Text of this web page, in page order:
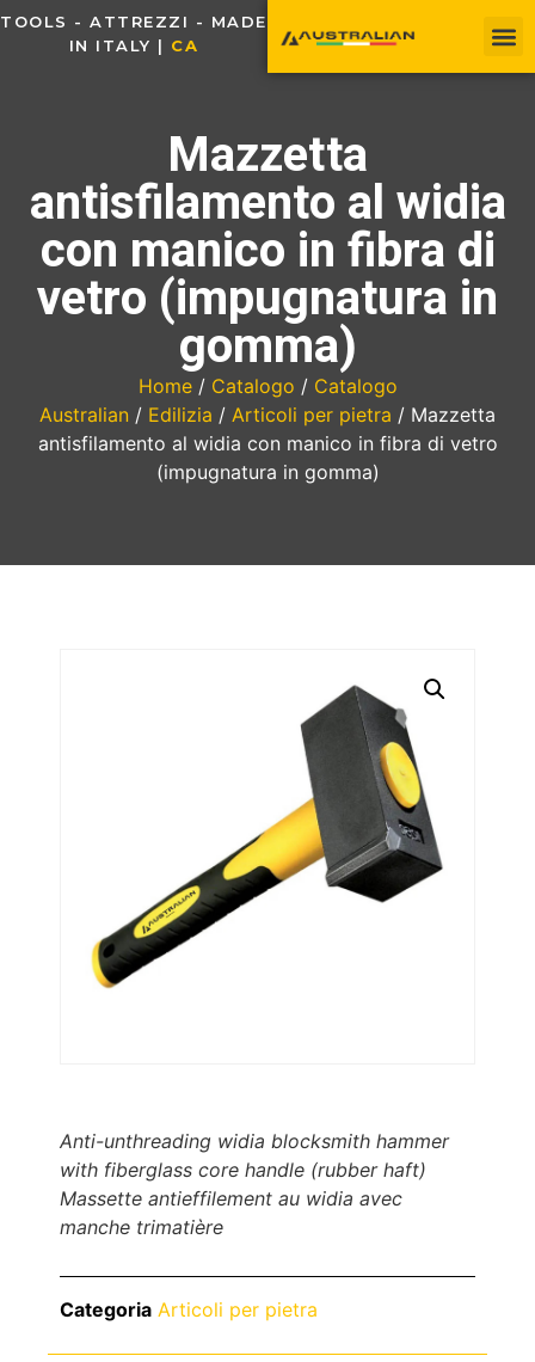
TOOLS - ATTREZZI - MADE
IN ITALY | C AV
Mazzetta
antisfilamento al widia
con manico in fibra di
vetro (impugnatura in
gomma)
Home/ Catalogo / Catalogo
Australian / Edilizia / Articoli per pietra / Mazzetta
antisfilamento al widia con manico in fibra di vetro
(impugnatura in gomma)
Anti-unthreading widia blocksmith hammer
with fiberglass core handle (rubber haft)
Massette antieffilement au widia avec
manche trimatière
Categoria Articoli per pietra